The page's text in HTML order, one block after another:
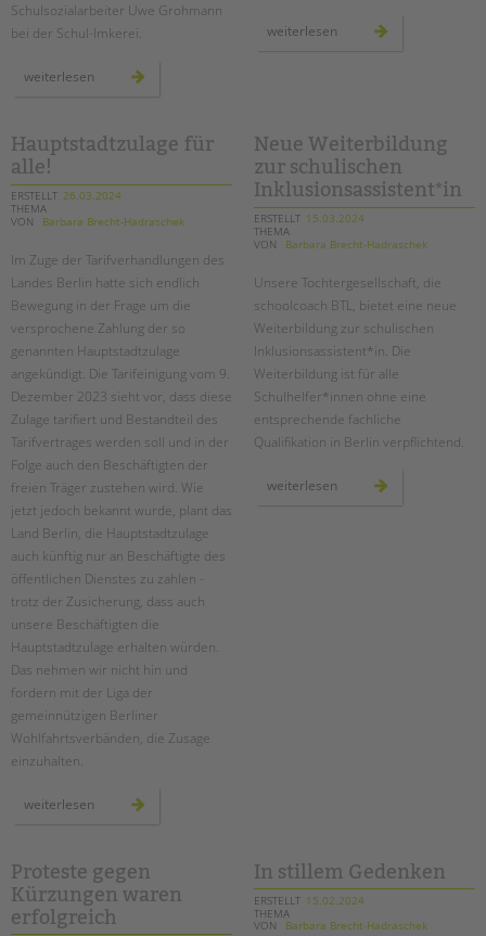
Schulsozialarbeiter Uwe Grohmann
bei der Schul-Imkerei.
weiterlesen
an
der
schule
in
neukölln
weiterlesen lebendige
videoclips
Hauptstadtzulage für
alle!
ERSTELLT 26.03.2024
THEMA
VON
Barbara Brecht-Hadraschek
Im Zuge der Tarifverhandlungen des
Landes Berlin hatte sich endlich
Bewegung in der Frage um die
versprochene Zahlung der so
genannten Hauptstadtzulage
angekündigt. Die Tarifeinigung vom 9.
Dezember 2023 sieht vor, dass diese
Zulage tarifiert und Bestandteil des
Tarifvertrages werden soll und in der
Folge auch den Beschäftigten der
freien Träger zustehen wird. Wie
jetzt jedoch bekannt wurde, plant das
Land Berlin, die Hauptstadtzulage
auch künftig nur an Beschäftigte des
öffentlichen Dienstes zu zahlen -
trotz der Zusicherung, dass auch
unsere Beschäftigten die
Hauptstadtzulage erhalten würden.
Das nehmen wir nicht hin und
fordern mit der Liga der
gemeinnützigen Berliner
Wohlfahrtsverbänden, die Zusage
einzuhalten.
weiterlesen hauptstadtzulage
Neue Weiterbildung
zur schulischen
Inklusionsassistent*in
ERSTELLT 15.03.2024
THEMA
VON
Barbara Brecht-Hadraschek
Unsere Tochtergesellschaft, die
schoolcoach BTL, bietet eine neue
Weiterbildung zur schulischen
Inklusionsassistent*in. Die
Weiterbildung ist für alle
Schulhelfer*innen ohne eine
entsprechende fachliche
Qualifikation in Berlin verpflichtend.
weiterlesen
weiterbildung
Proteste gegen
Kürzungen waren
erfolgreich
In stillem Gedenken
ERSTELLT 15.02.2024
THEMA
VON
Barbara Brecht-Hadraschek